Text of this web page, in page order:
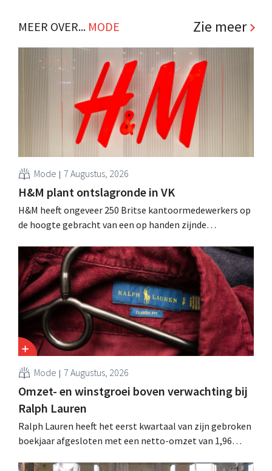
MEER OVER... MODE Zie meer
Mode 7 Augustus, 2026
H&M plant ontslagronde in VK
H&M heeft ongeveer 250 Britse kantoormedewerkers op
de hoogte gebracht van een op handen zijnde
sanering volgt op eerdere ingrepen in Nederland, België
en Spanje waarbij al honderden jobs verloren gingen.
Mode 7 Augustus, 2026
Omzet- en winstgroei boven verwachting bij
Ralph Lauren
Ralph Lauren heeft het eerst kwartaal van zijn gebroken
boekjaar afgesloten met een netto-omzet van 1,96